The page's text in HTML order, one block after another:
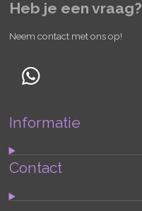
Heb je een vraag?
Neem contact met ons op!
W
a
s
Informatie
Contact